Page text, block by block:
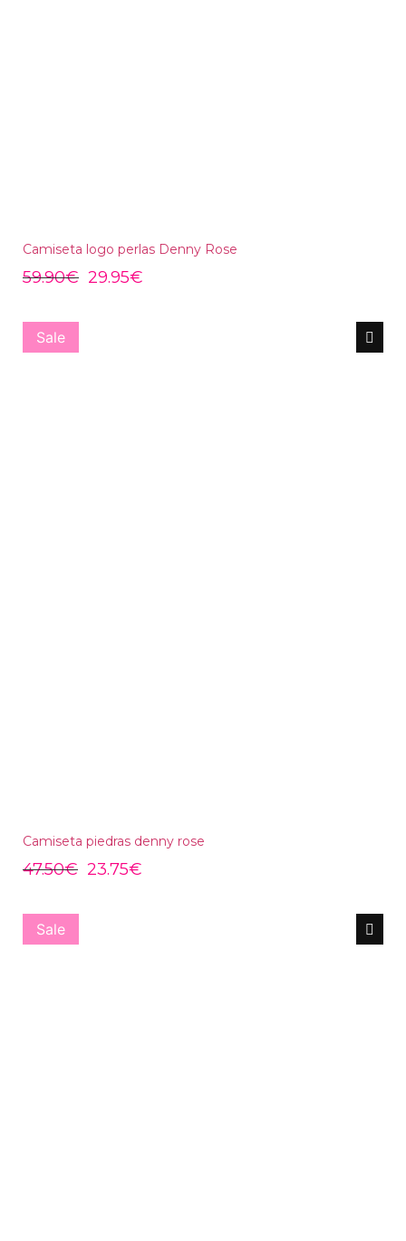
Camiseta logo perlas Denny Rose
59.90€ 29.95€
Sale
Camiseta piedras denny rose
47.50€ 23.75€
Sale